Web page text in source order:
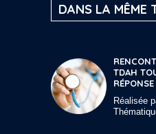
DANS LA MÊME
TDAH
RÉPONSE
Réalisée